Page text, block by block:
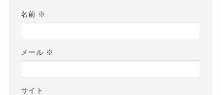
名前 ※
メール ※
サイト